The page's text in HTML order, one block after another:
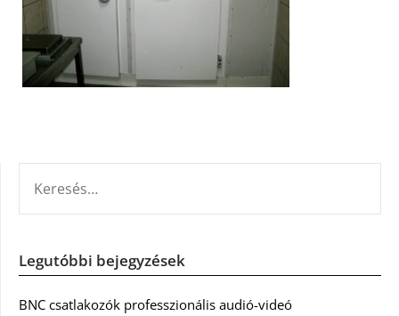
Legutóbbi bejegyzések
BNC csatlakozók professzionális audió-videó